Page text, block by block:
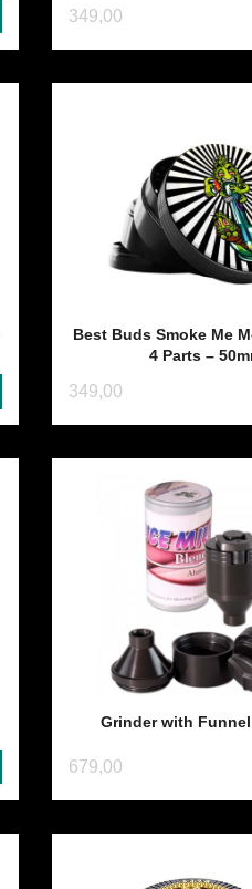
349,00
Best Buds Smoke Me
4 Parts –
349,00
Grinder with
679,00